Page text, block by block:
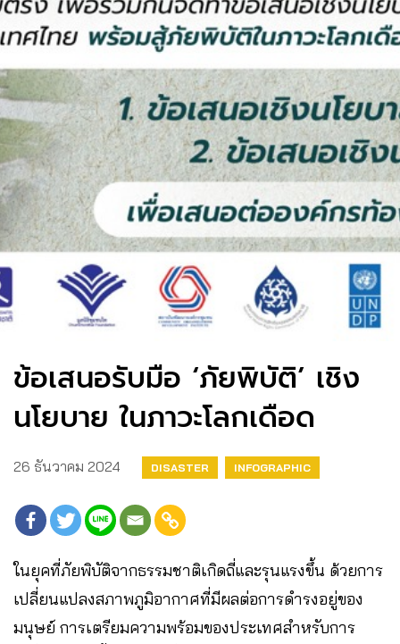
ข้อเสนอรับมือ ‘ภัยพิบัติ’ เชิง
นโยบาย ในภาวะโลกเดือด
26 ธันวาคม 2024 DISASTER INFOGRAPHIC
ในยุคที่ภัยพิบัติจากธรรมชาติเกิดถี่และรุนแรงขึ้น ด้วยการ
เปลี่ยนแปลงสภาพภูมิอากาศที่มีผลต่อการดำรงอยู่ของ
มนุษย์ การเตรียมความพร้อมของประเทศสำหรับการ